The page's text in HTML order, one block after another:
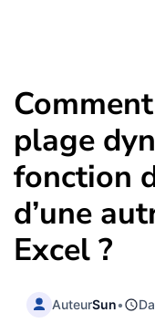
plage
fonction
d’une
Excel ?
AuteurSun•